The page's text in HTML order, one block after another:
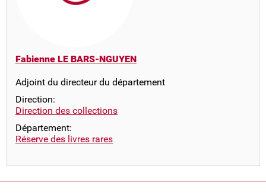
Fabienne LE BARS-NGUYEN
Adjoint du directeur du département
Direction:
Direction des collections
Département:
Réserve des livres rares